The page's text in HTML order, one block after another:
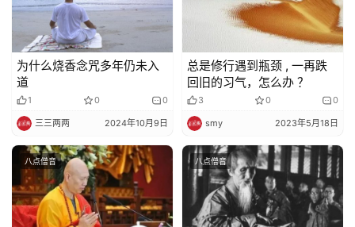
为什么烧香念咒多年仍未入
道
1 0 0
三三两两 2024年10月9日
总是修行遇到瓶颈 , 一再跌
回旧的习气，怎么办 ？
3 0 0
smy 2023年5月18日
八点僧音 八点僧音